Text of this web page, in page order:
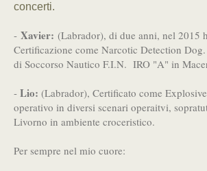
concerti.
- Xavier: (Labrador), di due anni, nel 2015
Certificazione come Narcotic Detection
di Soccorso Nautico F.I.N. IRO "A" in
- Lio: (Labrador), Certificato come
operativo in diversi scenari operaitvi,
Livorno in ambiente croceristico.
Per sempre nel mio cuore: